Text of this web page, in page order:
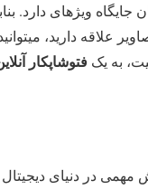
ویژهای دارد.
علاقه دارید،
به یک فتوشاپکار
مهمی در دنیای دیجیتال